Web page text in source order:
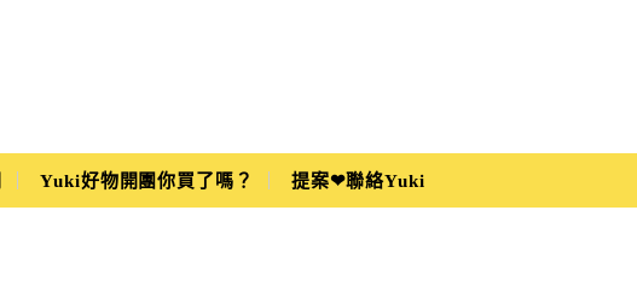
Yuki好物開團你買了嗎？ 提案❤聯絡Yuki